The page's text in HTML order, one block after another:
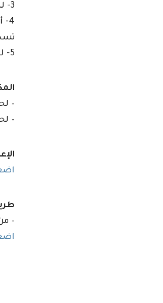
3- لم يستفد من البرنامج سابقاً.
5- ليس ملتحقاً بأي عمل حالياً.
–
–
–